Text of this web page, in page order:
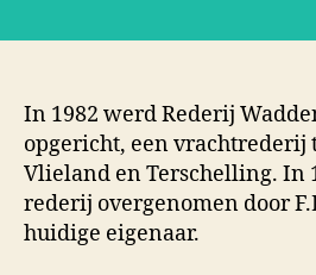
In 1982 werd Rederij
opgericht, een vrachtrederij
Vlieland en Terschelling. In
rederij overgenomen door
huidige eigenaar.